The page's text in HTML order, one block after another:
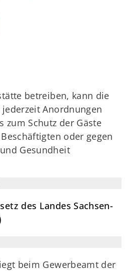
betreiben, kann die
Anordnungen
zum Schutz der Gäste
oder gegen
Gesundheit
des Landes Sachsen-
beim Gewerbeamt der